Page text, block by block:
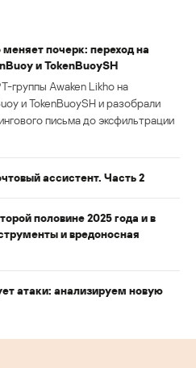
почерк: переход на
и TokenBuoySH
группы Awaken Likho на
и TokenBuoySH и разобрали
письма до эксфильтрации
ассистент. Часть 2
половине 2025 года и в
и вредоносная
атаки: анализируем новую